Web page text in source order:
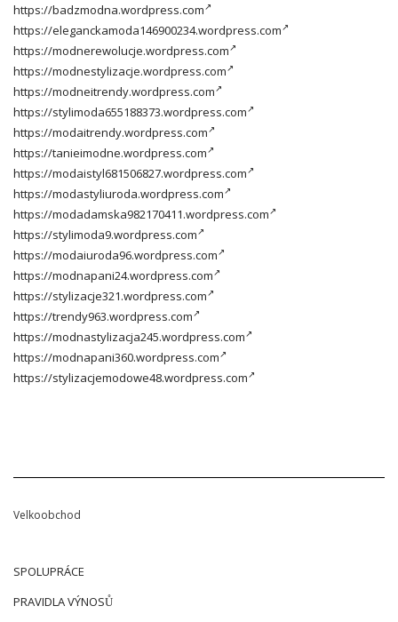
https://badzmodna.wordpress.com
https://eleganckamoda146900234.wordpress.com
https://modnerewolucje.wordpress.com
https://modnestylizacje.wordpress.com
https://modneitrendy.wordpress.com
https://stylimoda655188373.wordpress.com
https://modaitrendy.wordpress.com
https://tanieimodne.wordpress.com
https://modaistyl681506827.wordpress.com
https://modastyliuroda.wordpress.com
https://modadamska982170411.wordpress.com
https://stylimoda9.wordpress.com
https://modaiuroda96.wordpress.com
https://modnapani24.wordpress.com
https://stylizacje321.wordpress.com
https://trendy963.wordpress.com
https://modnastylizacja245.wordpress.com
https://modnapani360.wordpress.com
https://stylizacjemodowe48.wordpress.com
Velkoobchod
SPOLUPRÁCE
PRAVIDLA VÝNOSŮ